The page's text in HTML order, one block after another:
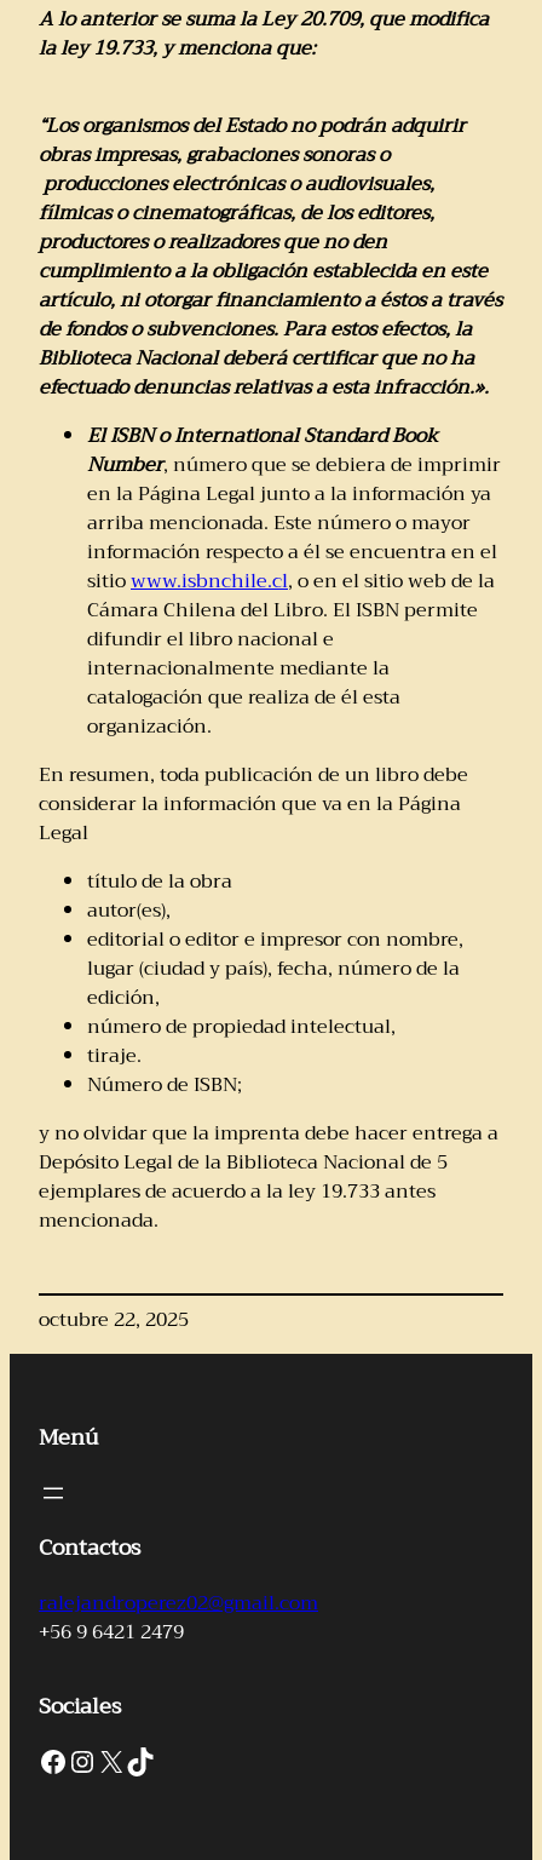
A lo anterior se suma la Ley 20.709, que modifica
la ley 19.733, y menciona que:
“Los organismos del Estado no podrán adquirir
obras impresas, grabaciones sonoras o
producciones electrónicas o audiovisuales,
fílmicas o cinematográficas, de los editores,
productores o realizadores que no den
cumplimiento a la obligación establecida en este
artículo, ni otorgar financiamiento a éstos a través
de fondos o subvenciones. Para estos efectos, la
Biblioteca Nacional deberá certificar que no ha
efectuado denuncias relativas a esta infracción.».
El ISBN o International Standard Book
Number, número que se debiera de imprimir
en la Página Legal junto a la información ya
arriba mencionada. Este número o mayor
información respecto a él se encuentra en el
sitiowww.isbnchile.cl, o en el sitio web de la
Cámara Chilena del Libro. El ISBN permite
difundir el libro nacional e
internacionalmente mediante la
catalogación que realiza de él esta
organización.
En resumen, toda publicación de un libro debe
considerar la información que va en la Página
Legal
título de la obra
autor(es),
editorial o editor e impresor con nombre,
lugar (ciudad y país), fecha, número de la
edición,
número de propiedad intelectual,
tiraje.
Número de ISBN;
y no olvidar que la imprenta debe hacer entrega a
Depósito Legal de la Biblioteca Nacional de 5
ejemplares de acuerdo a la ley 19.733 antes
mencionada.
octubre 22, 2025
Menú
Contactos
ralejandroperez02@gmail.com
+56 9 6421 2479
Sociales
Facebook InstagramX TikTok